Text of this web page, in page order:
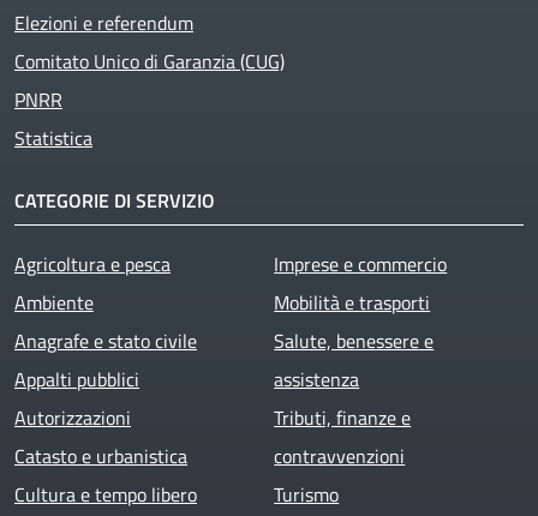
Elezioni e referendum
Comitato Unico di Garanzia (CUG)
PNRR
Statistica
CATEGORIE DI SERVIZIO
Agricoltura e pesca
Ambiente
Anagrafe e stato civile
Appalti pubblici
Autorizzazioni
Catasto e urbanistica
Cultura e tempo libero
Imprese e commercio
Mobilità e trasporti
Salute, benessere e
assistenza
Tributi, finanze e
contravvenzioni
Turismo